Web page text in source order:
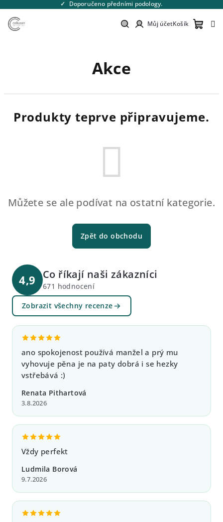
obsah
Doporučeno předními podology.
Můj účetKošík
Akce
Produkty teprve připravujeme.
Můžete se ale podívat na ostatní kategorie.
Zpět do obchodu
4,9 Co říkají naši zákazníci
671 hodnocení
Zobrazit všechny recenze
ano spokojenost používá manžel a prý mu
vyhovuje pěna je na paty dobrá i se hezky
vstřebává :)
Renata Pithartová
3.8.2026
Vždy perfekt
Ludmila Borová
9.7.2026